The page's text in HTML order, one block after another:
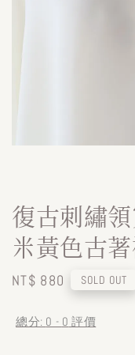
復古刺繡
米黃色古
Regular
NT$ 880 SOLD OUT
總分: 0 - 0 評價